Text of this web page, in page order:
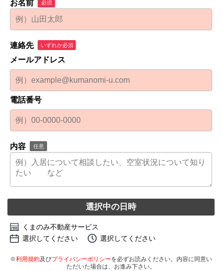
お名前 必須
連絡先 いずれか必須
メールアドレス
電話番号
内容 任意
選択中の日時
くまのみ不動産サービス
選択してください
選択してください
※利用規約及びプライバシーポリシーを必ずお読みください。内容に同意い
ただいた場合は、お進み下さい。